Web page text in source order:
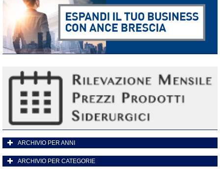
ARCHIVIO PER ANNI
ARCHIVIO PER CATEGORIE